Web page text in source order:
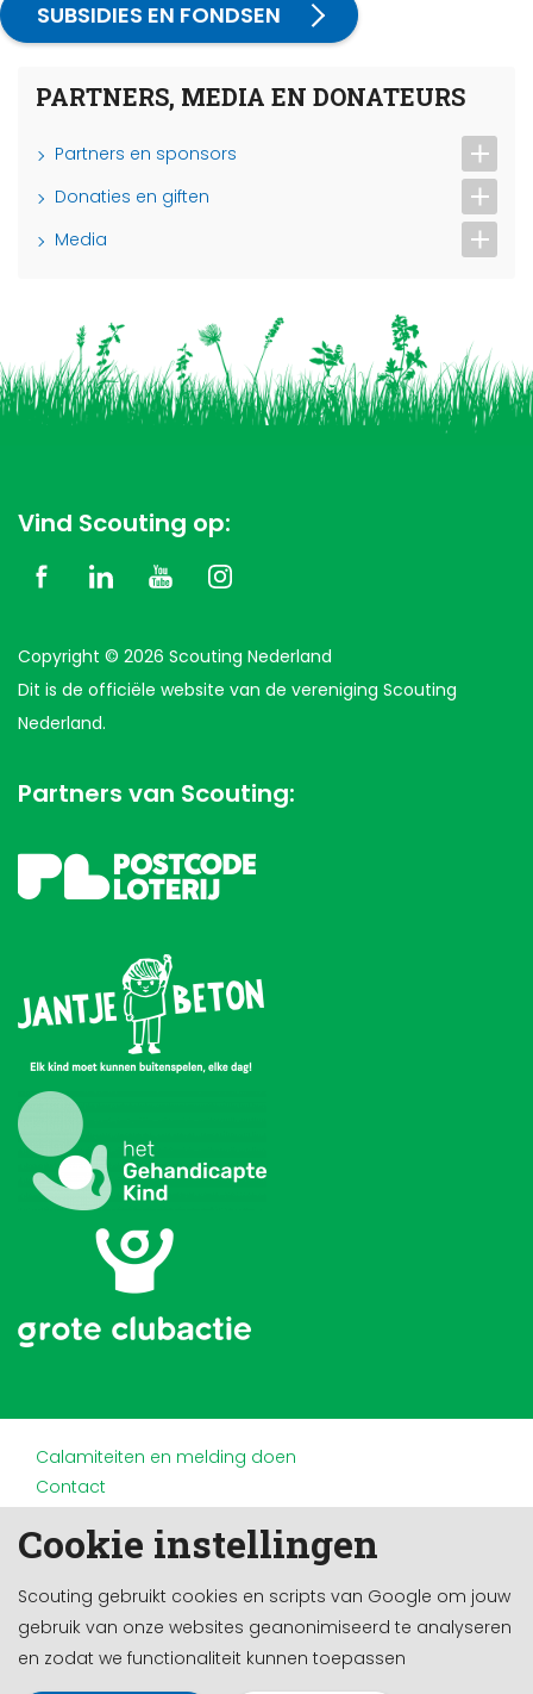
Cookie instellingen
Scouting gebruikt cookies en scripts van Google om jouw
gebruik van onze websites geanonimiseerd te analyseren
en zodat we functionaliteit kunnen toepassen
SUBSIDIES EN FONDSEN
PARTNERS, MEDIA EN DONATEURS
Partners en sponsors
Donaties en giften
Media
Vind Scouting op:
Copyright © 2026 Scouting Nederland
Dit is de officiële website van de vereniging Scouting
Nederland.
Partners van Scouting:
Calamiteiten en melding doen
Contact
Doneren en nalaten
Privacy
Werken bij
Cookie-instellingen